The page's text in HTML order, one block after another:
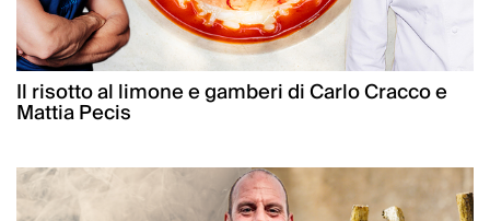
Il risotto al limone e gamberi di Carlo Cracco e
Mattia Pecis